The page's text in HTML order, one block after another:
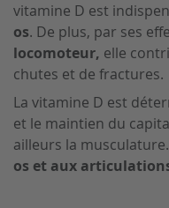
vitamine D est
os. De plus, par ses
locomoteur, elle
chutes et de fractures.
La vitamine D est
et le maintien du
ailleurs la
os et aux